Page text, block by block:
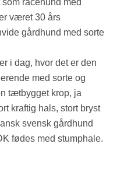
racehund med
været 30 års
gårdhund med sorte
i dag, hvor det er den
med sorte og
tætbygget krop, ja
kraftig hals, stort bryst
svensk gårdhund
fødes med stumphale.